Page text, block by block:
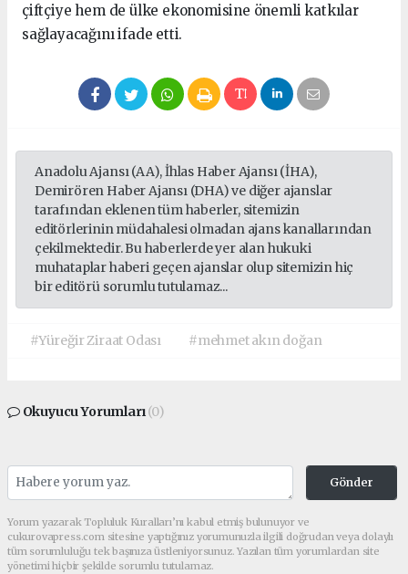
çiftçiye hem de ülke ekonomisine önemli katkılar
sağlayacağını ifade etti.
Anadolu Ajansı (AA), İhlas Haber Ajansı (İHA),
Demirören Haber Ajansı (DHA) ve diğer ajanslar
tarafından eklenen tüm haberler, sitemizin
editörlerinin müdahalesi olmadan ajans kanallarından
çekilmektedir. Bu haberlerde yer alan hukuki
muhataplar haberi geçen ajanslar olup sitemizin hiç
bir editörü sorumlu tutulamaz...
#Yüreğir Ziraat Odası #mehmet akın doğan
Okuyucu Yorumları(0)
Gönder
Yorum yazarak Topluluk Kuralları’nı kabul etmiş bulunuyor ve
cukurovapress.com sitesine yaptığınız yorumunuzla ilgili doğrudan veya dolaylı
tüm sorumluluğu tek başınıza üstleniyorsunuz. Yazılan tüm yorumlardan site
yönetimi hiçbir şekilde sorumlu tutulamaz.